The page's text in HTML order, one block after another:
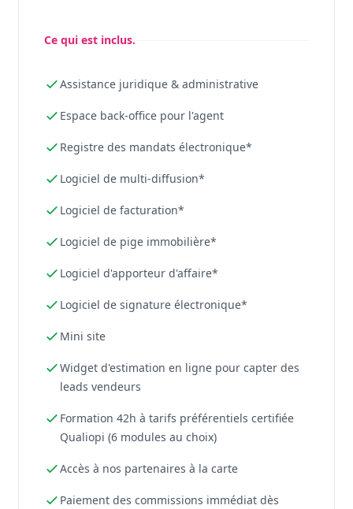
Ce qui est inclus.
Assistance juridique & administrative
Espace back-office pour l'agent
Registre des mandats électronique*
Logiciel de multi-diffusion*
Logiciel de facturation*
Logiciel de pige immobilière*
Logiciel d'apporteur d'affaire*
Logiciel de signature électronique*
Mini site
Widget d'estimation en ligne pour capter des
leads vendeurs
Formation 42h à tarifs préférentiels certifiée
Qualiopi (6 modules au choix)
Accès à nos partenaires à la carte
Paiement des commissions immédiat dès